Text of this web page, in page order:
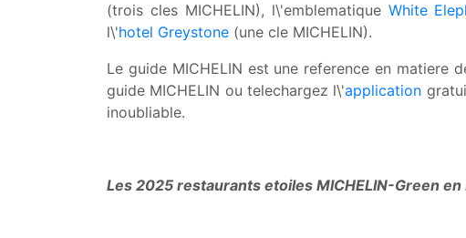
(trois cles MICHELIN), l\'emblematique White
l\'hotel Greystone (une cle MICHELIN).
Le guide MICHELIN est une reference en matiere
guide MICHELIN ou telechargez l\'application
inoubliable.
Les 2025 restaurants etoiles MICHELIN-Green en